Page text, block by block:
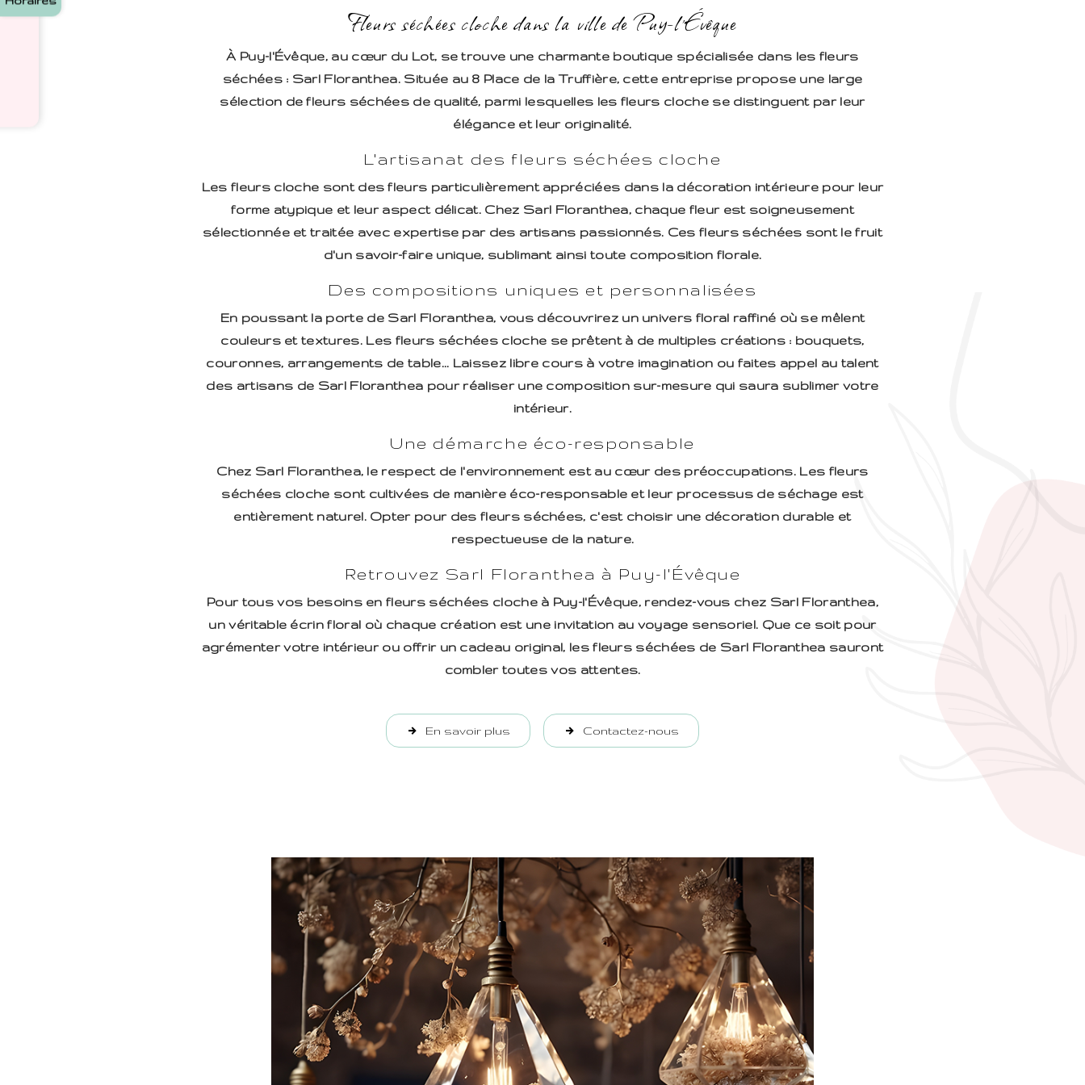
Fleurs séchées cloche dans la ville de Puy-l'Évêque
À Puy-l'Évêque, au cœur du Lot, se trouve une charmante boutique spécialisée dans les fleurs
séchées : Sarl Floranthea. Située au 8 Place de la Truffière, cette entreprise propose une large
sélection de fleurs séchées de qualité, parmi lesquelles les fleurs cloche se distinguent par leur
élégance et leur originalité.
L'artisanat des fleurs séchées cloche
Les fleurs cloche sont des fleurs particulièrement appréciées dans la décoration intérieure pour leur
forme atypique et leur aspect délicat. Chez Sarl Floranthea, chaque fleur est soigneusement
sélectionnée et traitée avec expertise par des artisans passionnés. Ces fleurs séchées sont le fruit
d'un savoir-faire unique, sublimant ainsi toute composition florale.
Des compositions uniques et personnalisées
En poussant la porte de Sarl Floranthea, vous découvrirez un univers floral raffiné où se mêlent
couleurs et textures. Les fleurs séchées cloche se prêtent à de multiples créations : bouquets,
couronnes, arrangements de table... Laissez libre cours à votre imagination ou faites appel au talent
des artisans de Sarl Floranthea pour réaliser une composition sur-mesure qui saura sublimer votre
intérieur.
Une démarche éco-responsable
Chez Sarl Floranthea, le respect de l'environnement est au cœur des préoccupations. Les fleurs
séchées cloche sont cultivées de manière éco-responsable et leur processus de séchage est
entièrement naturel. Opter pour des fleurs séchées, c'est choisir une décoration durable et
respectueuse de la nature.
Retrouvez Sarl Floranthea à Puy-l'Évêque
Pour tous vos besoins en fleurs séchées cloche à Puy-l'Évêque, rendez-vous chez Sarl Floranthea,
un véritable écrin floral où chaque création est une invitation au voyage sensoriel. Que ce soit pour
agrémenter votre intérieur ou offrir un cadeau original, les fleurs séchées de Sarl Floranthea sauront
combler toutes vos attentes.
En savoir plus Contactez-nous